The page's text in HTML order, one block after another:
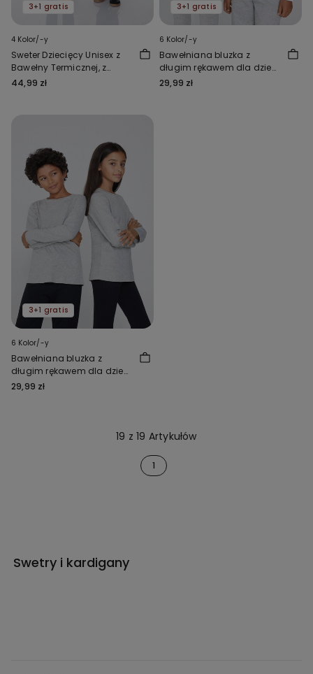
3+1 gratis
4 Kolor/-y
Sweter Dziecięcy Unisex z
Bawełny Termicznej, z
Długim Rękawem i
44,99 zł
3+1 gratis
6 Kolor/-y
Bawełniana bluzka z
długim rękawem dla dzieci
Unisex
29,99 zł
3+1 gratis
6 Kolor/-y
Bawełniana bluzka z
długim rękawem dla dzieci
Unisex
29,99 zł
19 z 19 Artykułów
1
Swetry i kardigany